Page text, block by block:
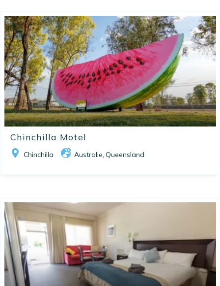
Chinchilla Motel
Chinchilla Australie, Queensland